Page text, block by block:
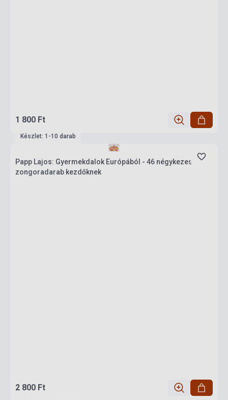
1 800 Ft
Készlet: 1-10 darab
Papp Lajos: Gyermekdalok Európából - 46 négykezes
zongoradarab kezdőknek
2 800 Ft